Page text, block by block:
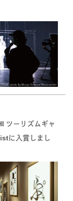
ツーリズムギャ
に入賞しまし